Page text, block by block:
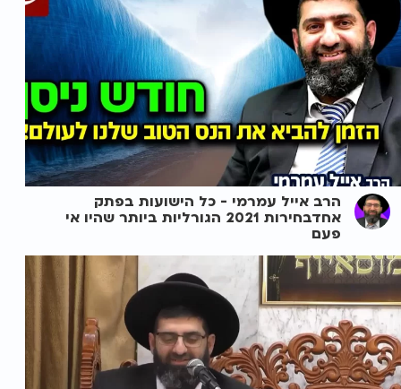
הרב אייל עמרמי - כל הישועות בפתק
אחדבחירות 2021 הגורליות ביותר שהיו אי
פעם